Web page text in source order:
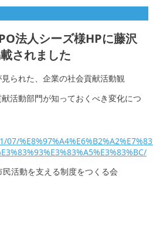
法人シーズ様HPに藤沢
されました
られた、企業の社会貢献活動観
活動部門が知っておくべき変化につ
活動を支える制度をつくる会